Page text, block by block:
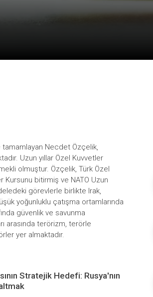
tamamlayan Necdet Özçelik,
Uzun yıllar Özel Kuvvetler
olmuştur. Özçelik, Türk Özel
Kursunu bitirmiş ve NATO Uzun
görevlerIe birlikte Irak,
yoğunluklu çatışma ortamlarında
güvenlik ve savunma
arasında terörizm, terörle
yer almaktadır.
Stratejik Hedefi: Rusya'nın